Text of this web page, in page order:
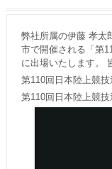
弊社所属の伊藤 孝太
市で開催される「第
に出場いたします。
第110回日本陸上競
第110回日本陸上競